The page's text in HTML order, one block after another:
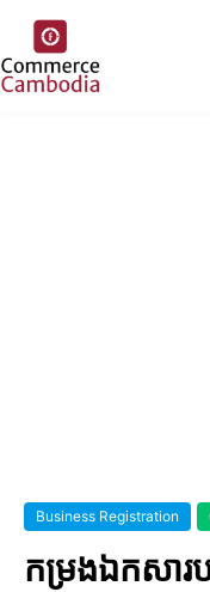
Business Registration
កម្រងឯកសារ